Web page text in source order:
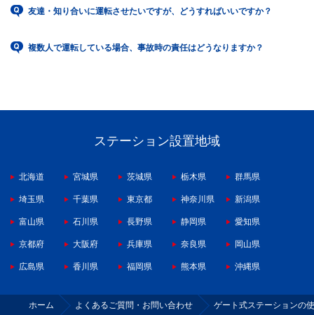
友達・知り合いに運転させたいですが、どうすればいいですか？
複数人で運転している場合、事故時の責任はどうなりますか？
ステーション設置地域
北海道 宮城県 茨城県 栃木県 群馬県
埼玉県 千葉県 東京都 神奈川県 新潟県
富山県 石川県 長野県 静岡県 愛知県
京都府 大阪府 兵庫県 奈良県 岡山県
広島県 香川県 福岡県 熊本県 沖縄県
ホーム よくあるご質問・お問い合わせ ゲート式ステーションの